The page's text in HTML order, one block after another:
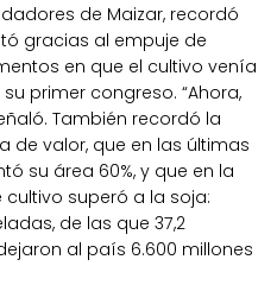
de Maizar, recordó
gracias al empuje de
en que el cultivo venía
primer congreso. “Ahora,
También recordó la
de valor, que en las últimas
su área 60%, y que en la
cultivo superó a la soja:
de las que 37,2
al país 6.600 millones